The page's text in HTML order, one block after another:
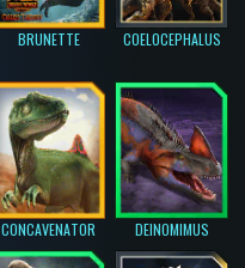
BRUNETTE COELOCEPHALUS
CONCAVENATOR DEINOMIMUS